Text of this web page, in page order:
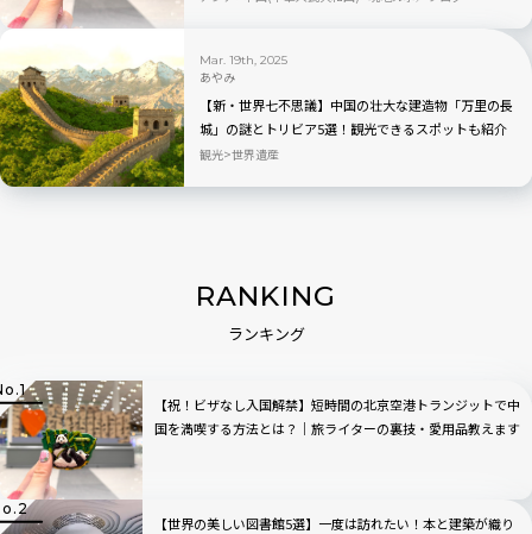
Mar. 19th, 2025
あやみ
【新・世界七不思議】中国の壮大な建造物「万里の長
城」の謎とトリビア5選！観光できるスポットも紹介
観光 世界遺産
RANKING
ランキング
【祝！ビザなし入国解禁】短時間の北京空港トランジットで中
国を満喫する方法とは？｜旅ライターの裏技・愛用品教えます
【世界の美しい図書館5選】一度は訪れたい！本と建築が織り